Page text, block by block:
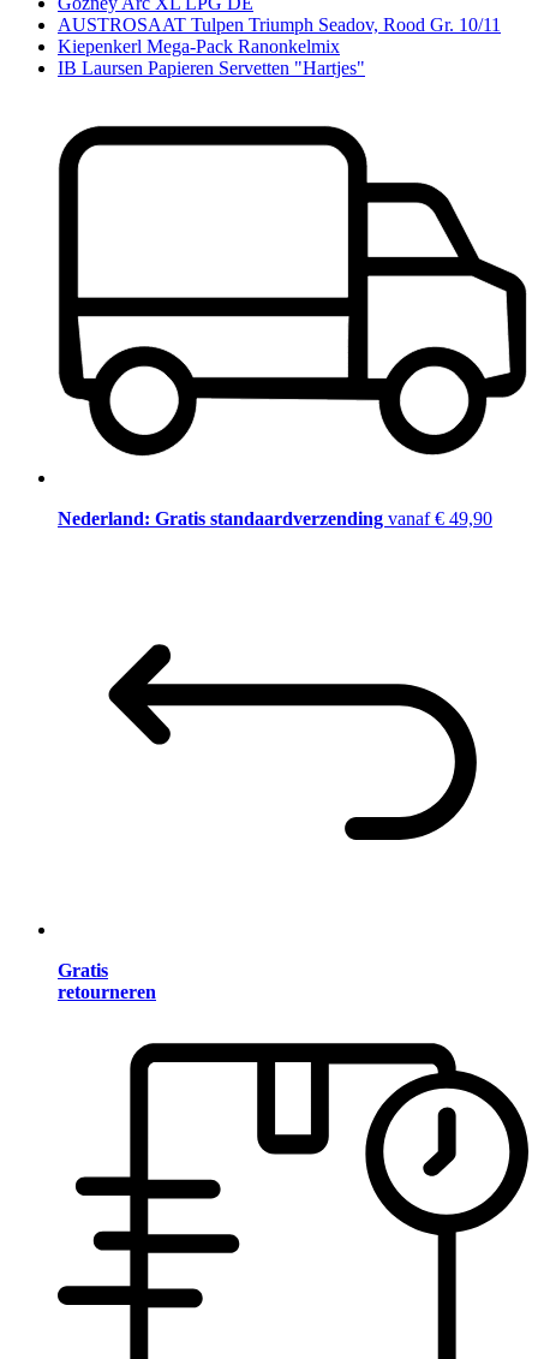
AUSTROSAAT Tulpen Triumph Seadov, Rood Gr. 10/11
Kiepenkerl Mega-Pack Ranonkelmix
IB Laursen Papieren Servetten "Hartjes"
Nederland: Gratis standaardverzending vanaf € 49,90
Gratis
retourneren